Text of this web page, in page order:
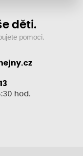
děti.
pomoci.
hod.